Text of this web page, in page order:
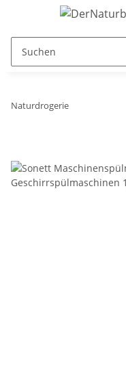
Naturdrogerie